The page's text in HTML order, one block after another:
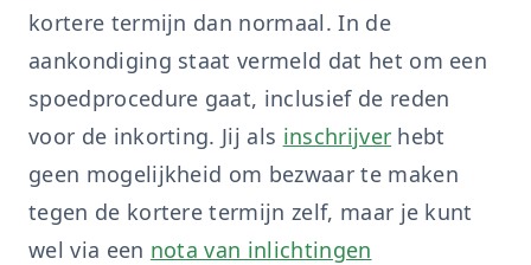
kortere termijn dan normaal. In de
aankondiging staat vermeld dat het om een
spoedprocedure gaat, inclusief de reden
voor de inkorting. Jij als inschrijver hebt
geen mogelijkheid om bezwaar te maken
tegen de kortere termijn zelf, maar je kunt
wel via een nota van inlichtingen